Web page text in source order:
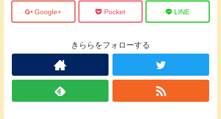
Google+ Pocket LINE
きららをフォローする